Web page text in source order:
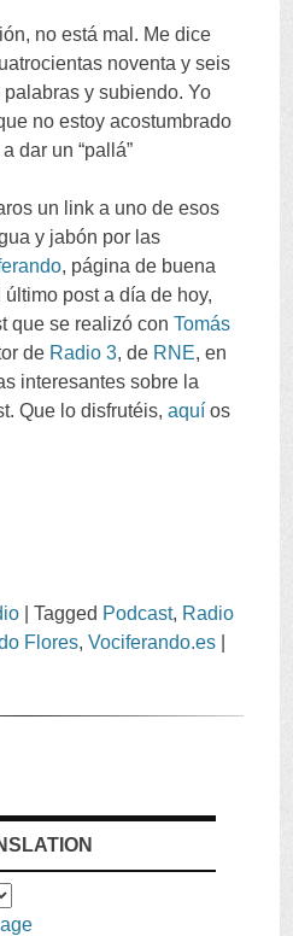
, no está mal . Me dice
noventa y seis
y subiendo.Yo
no estoy acostumbrado
dar un “pallá”
un link a uno de esos
y jabón por las
, página de buena
post a día de hoy,
que se realizó con Tomás
de Radio 3,de RNE,en
interesantes sobre la
.Que lo disfrutéis,aquí os
|Tagged Podcast, Radio
Flores,Vociferando.es